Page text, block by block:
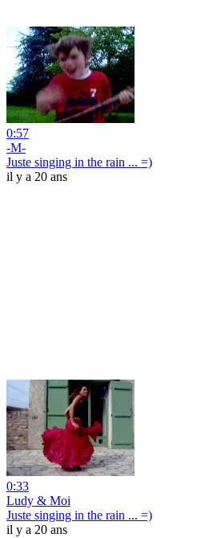
0:57
-M-
Juste singing in the rain ... =)
il y a 20 ans
0:33
Ludy & Moi
Juste singing in the rain ... =)
il y a 20 ans